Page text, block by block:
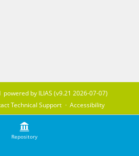
Repository
powered by ILIAS (v9.21 2026-07-07)
Technical Support Accessibility